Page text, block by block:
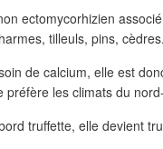
ectomycorhizien
tilleuls, pins,
de calcium, elle est
les climats du
truffette, elle devient